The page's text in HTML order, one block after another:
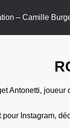
Antonetti,
Instagram,